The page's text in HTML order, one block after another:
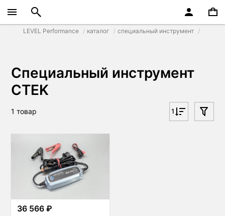
LEVEL Performance каталог специальный инструмент
Специальный инструмент
CTEK
1 товар 1
36 566 ₽